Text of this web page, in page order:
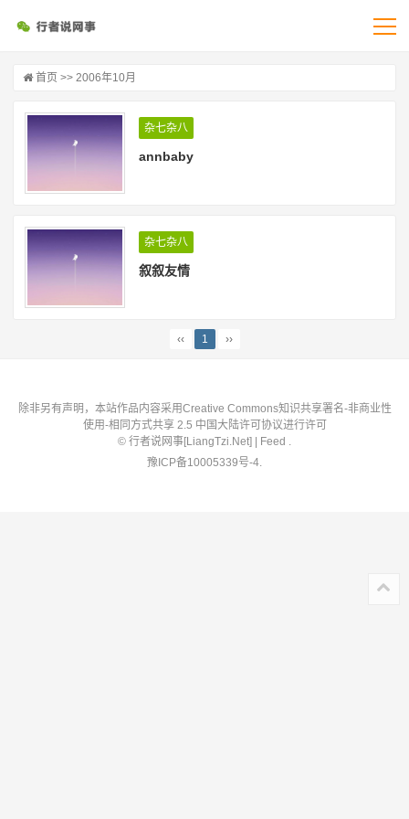
首页 >> 2006年10月
杂七杂八
annbaby
杂七杂八
叙叙友情
‹‹ 1 ››
除非另有声明，本站作品内容采用Creative Commons知识共享署名-非商业性
使用-相同方式共享 2.5 中国大陆许可协议进行许可
© 行者说网事[LiangTzi.Net] | Feed .
豫ICP备10005339号-4.